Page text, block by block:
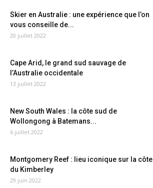
Skier en Australie : une expérience que l’on
vous conseille de...
20 juillet 2022
Cape Arid, le grand sud sauvage de
l’Australie occidentale
13 juillet 2022
New South Wales : la côte sud de
Wollongong à Batemans...
6 juillet 2022
Montgomery Reef : lieu iconique sur la côte
du Kimberley
29 juin 2022